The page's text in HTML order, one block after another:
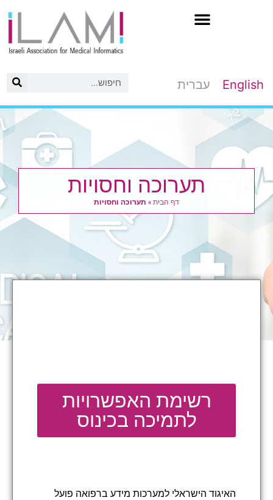
English עברית
תערוכה וחסויות
דף הבית» תערוכה וחסויות
רשימת האפשרויות
לתמיכה בכינוס
האיגוד הישראלי למערכות מידע ברפואה פועל